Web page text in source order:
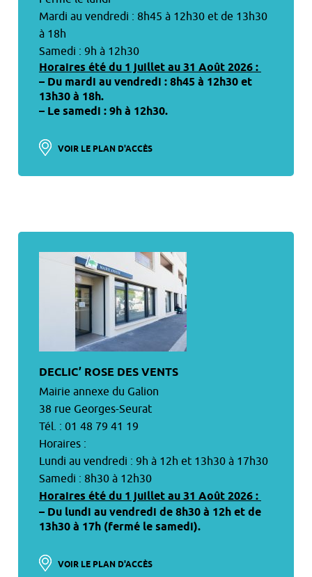
Mardi au vendredi : 8h45 à 12h30 et de 13h30
à 18h
Samedi : 9h à 12h30
Horaires été du 1 juillet au 31 Août 2026 :
– Du mardi au vendredi : 8h45 à 12h30 et
13h30 à 18h.
– Le samedi : 9h à 12h30.
VOIR LE PLAN D'ACCÈS
DECLIC’ ROSE DES VENTS
Mairie annexe du Galion
38 rue Georges-Seurat
Tél. : 01 48 79 41 19
Horaires :
Lundi au vendredi : 9h à 12h et 13h30 à 17h30
Samedi : 8h30 à 12h30
Horaires été du 1 juillet au 31 Août 2026 :
– Du lundi au vendredi de 8h30 à 12h et de
13h30 à 17h (fermé le samedi).
VOIR LE PLAN D'ACCÈS